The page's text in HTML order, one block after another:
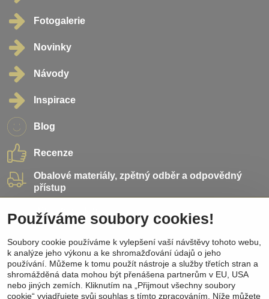
Fotogalerie
Novinky
Návody
Inspirace
Blog
Recenze
Obalové materiály, zpětný odběr a odpovědný
přístup
Přidejte se k nám
Sociální sítě
Facebook
Instagram
Pinterest
Používáme soubory cookies!
Soubory cookie používáme k vylepšení vaší návštěvy tohoto webu,
k analýze jeho výkonu a ke shromažďování údajů o jeho
používání. Můžeme k tomu použít nástroje a služby třetích stran a
shromážděná data mohou být přenášena partnerům v EU, USA
nebo jiných zemích. Kliknutím na „Přijmout všechny soubory
cookie“ vyjadřujete svůj souhlas s tímto zpracováním. Níže můžete